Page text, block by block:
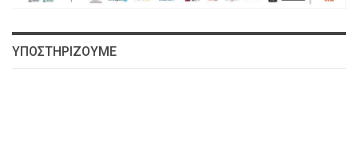
ΥΠΟΣΤΗΡΙΖΟΥΜΕ